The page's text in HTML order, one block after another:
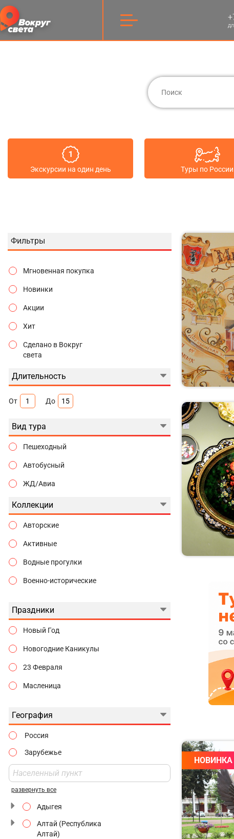
Экскурсии на один день Туры по России
Фильтры
Мгновенная покупка
Новинки
Акции
Хит
Сделано в Вокруг
света
Длительность
От До
Вид тура
Пешеходный
Автобусный
ЖД/Авиа
Коллекции
Авторские
Активные
Водные прогулки
Военно-исторические
Городские истории
Государева дорога
Гуляем по Москве
Дворцы и замки
Джип-туры
Национальные
маршруты
Незнакомый Петербург
Новогодняя Москва
Природные
Праздники
Новый Год
Новогодние Каникулы
23 Февраля
Масленица
Майские Праздники
Праздники
География
Россия
Зарубежье
развернуть все
Адыгея
Алтай (Республика
Алтай)
НОВИНКА